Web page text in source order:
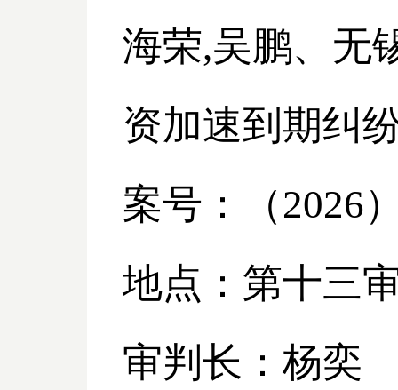
海荣,吴鹏、无
资加速到期纠
案号：（2026
地点：第十三
审判长：杨奕